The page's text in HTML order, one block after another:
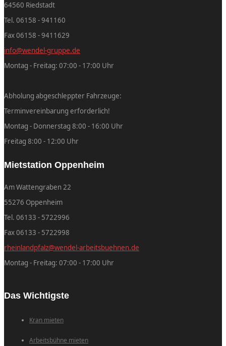
64560 Riedstadt
Tel. 06158 - 941160
Fax 06158 - 9411629
info@wendel-gruppe.de
Montag - Freitag: 07:00 - 17:00 Uhr
Abholung abgeschleppter Fahrzeuge:
Terminvereinbarung erforderlich!
Montag - Donnerstag 8:00 - 16:00 Uhr
Freitag 8:00 - 12:00 Uhr
Mietstation Oppenheim
Am Wattengraben 22
55276 Oppenheim
Tel. 06133 - 5722996
Fax 06133 - 5722998
rheinlandpfalz@wendel-arbeitsbuehnen.de
Montag - Freitag: 07:00 - 17:00 Uhr
Das Wichtigste
Kran mieten
Arbeitsbühne mieten